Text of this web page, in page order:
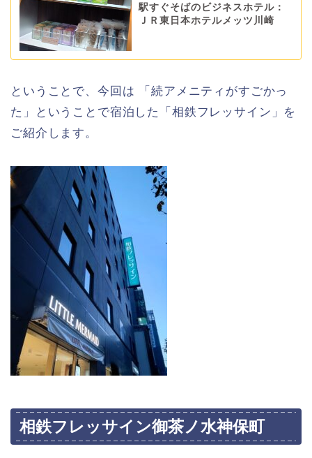
駅すぐそばのビジネスホテル：
ＪＲ東日本ホテルメッツ川崎
ということで、今回は 「続アメニティがすごかっ
た」ということで宿泊した「相鉄フレッサイン」を
ご紹介します。
相鉄フレッサイン御茶ノ水神保町